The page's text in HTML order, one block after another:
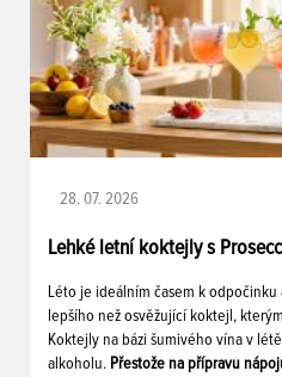
28. 07. 2026
Lehké letní koktejly s
Léto je ideálním časem k
lepšího než osvěžující koktejl,
Koktejly na bázi šumivého vína v
alkoholu. Přestože na přípravu